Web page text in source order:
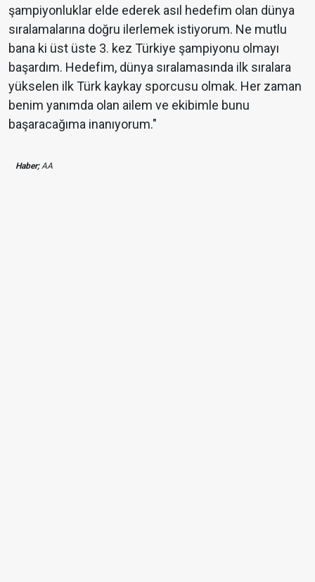
şampiyonluklar elde ederek asıl hedefim olan dünya
sıralamalarına doğru ilerlemek istiyorum. Ne mutlu
bana ki üst üste 3. kez Türkiye şampiyonu olmayı
başardım. Hedefim, dünya sıralamasında ilk sıralara
yükselen ilk Türk kaykay sporcusu olmak. Her zaman
benim yanımda olan ailem ve ekibimle bunu
başaracağıma inanıyorum."
Haber;AA